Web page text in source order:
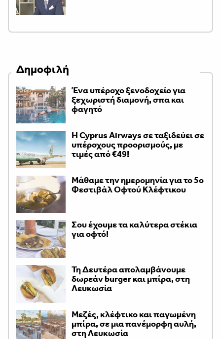
Δημοφιλή
Ένα υπέροχο ξενοδοχείο για
ξεχωριστή διαμονή, σπα και
φαγητό
H Cyprus Airways σε ταξιδεύει σε
υπέροχους προορισμούς, με
τιμές από €49!
Μάθαμε την ημερομηνία για το 5ο
Φεστιβάλ Οφτού Κλέφτικου
Σου έχουμε τα καλύτερα στέκια
για οφτό!
Τη Δευτέρα απολαμβάνουμε
δωρεάν burger και μπίρα, στη
Λευκωσία
Μεζές, κλέφτικο και παγωμένη
μπίρα, σε μια πανέμορφη αυλή,
στη Λευκωσία